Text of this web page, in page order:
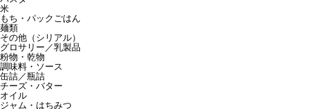
米
もち・パックごはん
麺類
その他（シリアル）
グロサリー／乳製品
粉物・乾物
調味料・ソース
缶詰／瓶詰
チーズ・バター
オイル
ジャム・はちみつ